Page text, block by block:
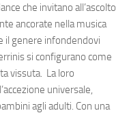
che invitano all’ascolto
ancorate nella musica
il genere infondendovi
si configurano come
vissuta. La loro
universale,
agli adulti. Con una